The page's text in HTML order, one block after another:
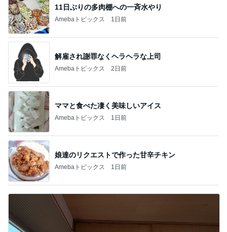
11日ぶりの多肉棚への一斉水やり
Amebaトピックス 1日前
解雇され謝罪なくヘラヘラな上司
Amebaトピックス 2日前
ママと食べた凄く美味しいアイス
Amebaトピックス 1日前
娘達のリクエストで作った甘辛チキン
Amebaトピックス 1日前